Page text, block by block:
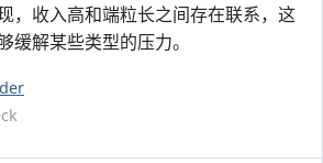
，收入高和端粒长之间存在联系，这
缓解某些类型的压力。